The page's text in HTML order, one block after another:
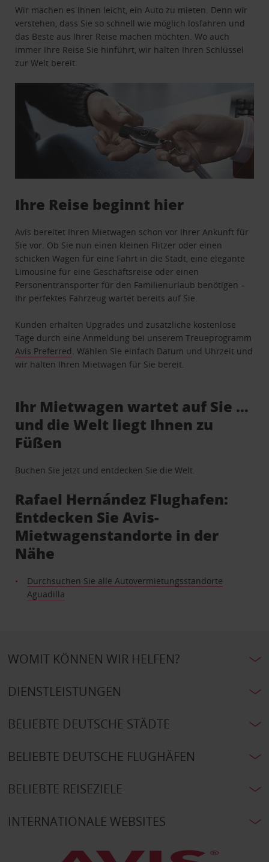
Wir machen es Ihnen leicht, ein Auto zu mieten. Denn wir
verstehen, dass Sie so schnell wie möglich losfahren und
das Beste aus Ihrer Reise machen möchten. Wo auch
immer Ihre Reise Sie hinführt, wir halten Ihren Schlüssel
zur Welt bereit.
Ihre Reise beginnt hier
Avis bereitet Ihren Mietwagen schon vor Ihrer Ankunft für
Sie vor. Ob Sie nun einen kleinen Flitzer oder einen
schicken Wagen für eine Fahrt in die Stadt, eine elegante
Limousine für eine Geschäftsreise oder einen
Personentransporter für den Familienurlaub benötigen –
Ihr perfektes Fahrzeug wartet bereits auf Sie.
Kunden erhalten Upgrades und zusätzliche kostenlose
Tage durch eine Anmeldung bei unserem Treueprogramm
Avis Preferred . Wählen Sie einfach Datum und Uhrzeit und
wir halten Ihren Mietwagen für Sie bereit.
Ihr Mietwagen wartet auf Sie …
und die Welt liegt Ihnen zu
Füßen
Buchen Sie jetzt und entdecken Sie die Welt.
Rafael Hernández Flughafen:
Entdecken Sie Avis-
Mietwagenstandorte in der
Nähe
Durchsuchen Sie alle Autovermietungsstandorte
Aguadilla
WOMIT KÖNNEN WIR HELFEN?
DIENSTLEISTUNGEN
BELIEBTE DEUTSCHE STÄDTE
BELIEBTE DEUTSCHE FLUGHÄFEN
BELIEBTE REISEZIELE
INTERNATIONALE WEBSITES